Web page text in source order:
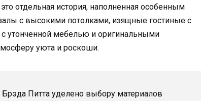
отдельная история, наполненная особенным
с высокими потолками, изящные гостиные с
утонченной мебелью и оригинальными
уюта и роскоши.
Питта уделено выбору материалов